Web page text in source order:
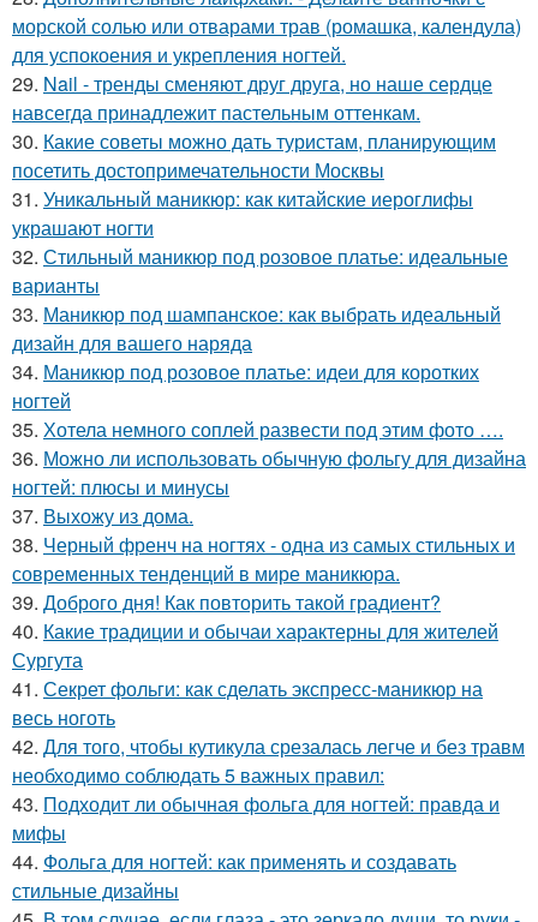
морской солью или отварами трав (ромашка, календула)
для успокоения и укрепления ногтей.
29. Nail - тренды сменяют друг друга, но наше сердце
навсегда принадлежит пастельным оттенкам.
30. Какие советы можно дать туристам, планирующим
посетить достопримечательности Москвы
31. Уникальный маникюр: как китайские иероглифы
украшают ногти
32. Стильный маникюр под розовое платье: идеальные
варианты
33. Маникюр под шампанское: как выбрать идеальный
дизайн для вашего наряда
34. Маникюр под розовое платье: идеи для коротких
ногтей
35. Хотела немного соплей развести под этим фото ….
36. Можно ли использовать обычную фольгу для дизайна
ногтей: плюсы и минусы
37. Выхожу из дома.
38. Черный френч на ногтях - одна из самых стильных и
современных тенденций в мире маникюра.
39. Доброго дня! Как повторить такой градиент?
40. Какие традиции и обычаи характерны для жителей
Сургута
41. Секрет фольги: как сделать экспресс-маникюр на
весь ноготь
42. Для того, чтобы кутикула срезалась легче и без травм
необходимо соблюдать 5 важных правил:
43. Подходит ли обычная фольга для ногтей: правда и
мифы
44. Фольга для ногтей: как применять и создавать
стильные дизайны